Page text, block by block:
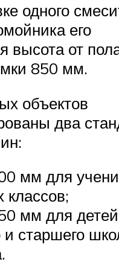
одного
его
высота от
850 мм.
объектов
два
мм для
мм для детей
и старшего